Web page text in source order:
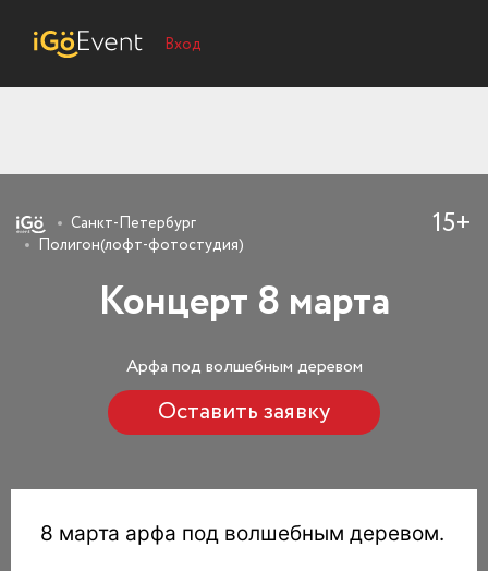
Вход
Санкт-Петербург
Полигон(лофт-фотостудия)
15+
Концерт 8 марта
Арфа под волшебным деревом
Оставить заявку
8 марта арфа под волшебным деревом.